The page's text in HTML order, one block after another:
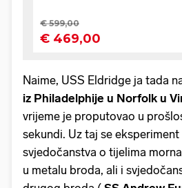
Naime, USS Eldridge ja tada
iz Philadelphije u Norfolk u
vrijeme je proputovao u
sekundi. Uz taj se eksperiment
svjedočanstva o tijelima
u metalu broda, ali i